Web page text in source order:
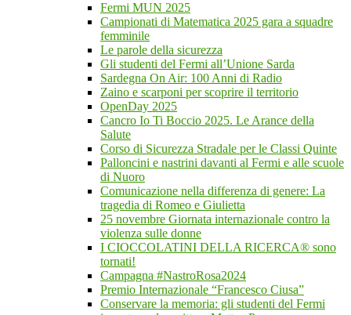
Fermi MUN 2025
Campionati di Matematica 2025 gara a squadre
femminile
Le parole della sicurezza
Gli studenti del Fermi all’Unione Sarda
Sardegna On Air: 100 Anni di Radio
Zaino e scarponi per scoprire il territorio
OpenDay 2025
Cancro Io Ti Boccio 2025. Le Arance della
Salute
Corso di Sicurezza Stradale per le Classi Quinte
Palloncini e nastrini davanti al Fermi e alle scuole
di Nuoro
Comunicazione nella differenza di genere: La
tragedia di Romeo e Giulietta
25 novembre Giornata internazionale contro la
violenza sulle donne
I CIOCCOLATINI DELLA RICERCA® sono
tornati!
Campagna #NastroRosa2024
Premio Internazionale “Francesco Ciusa”
Conservare la memoria: gli studenti del Fermi